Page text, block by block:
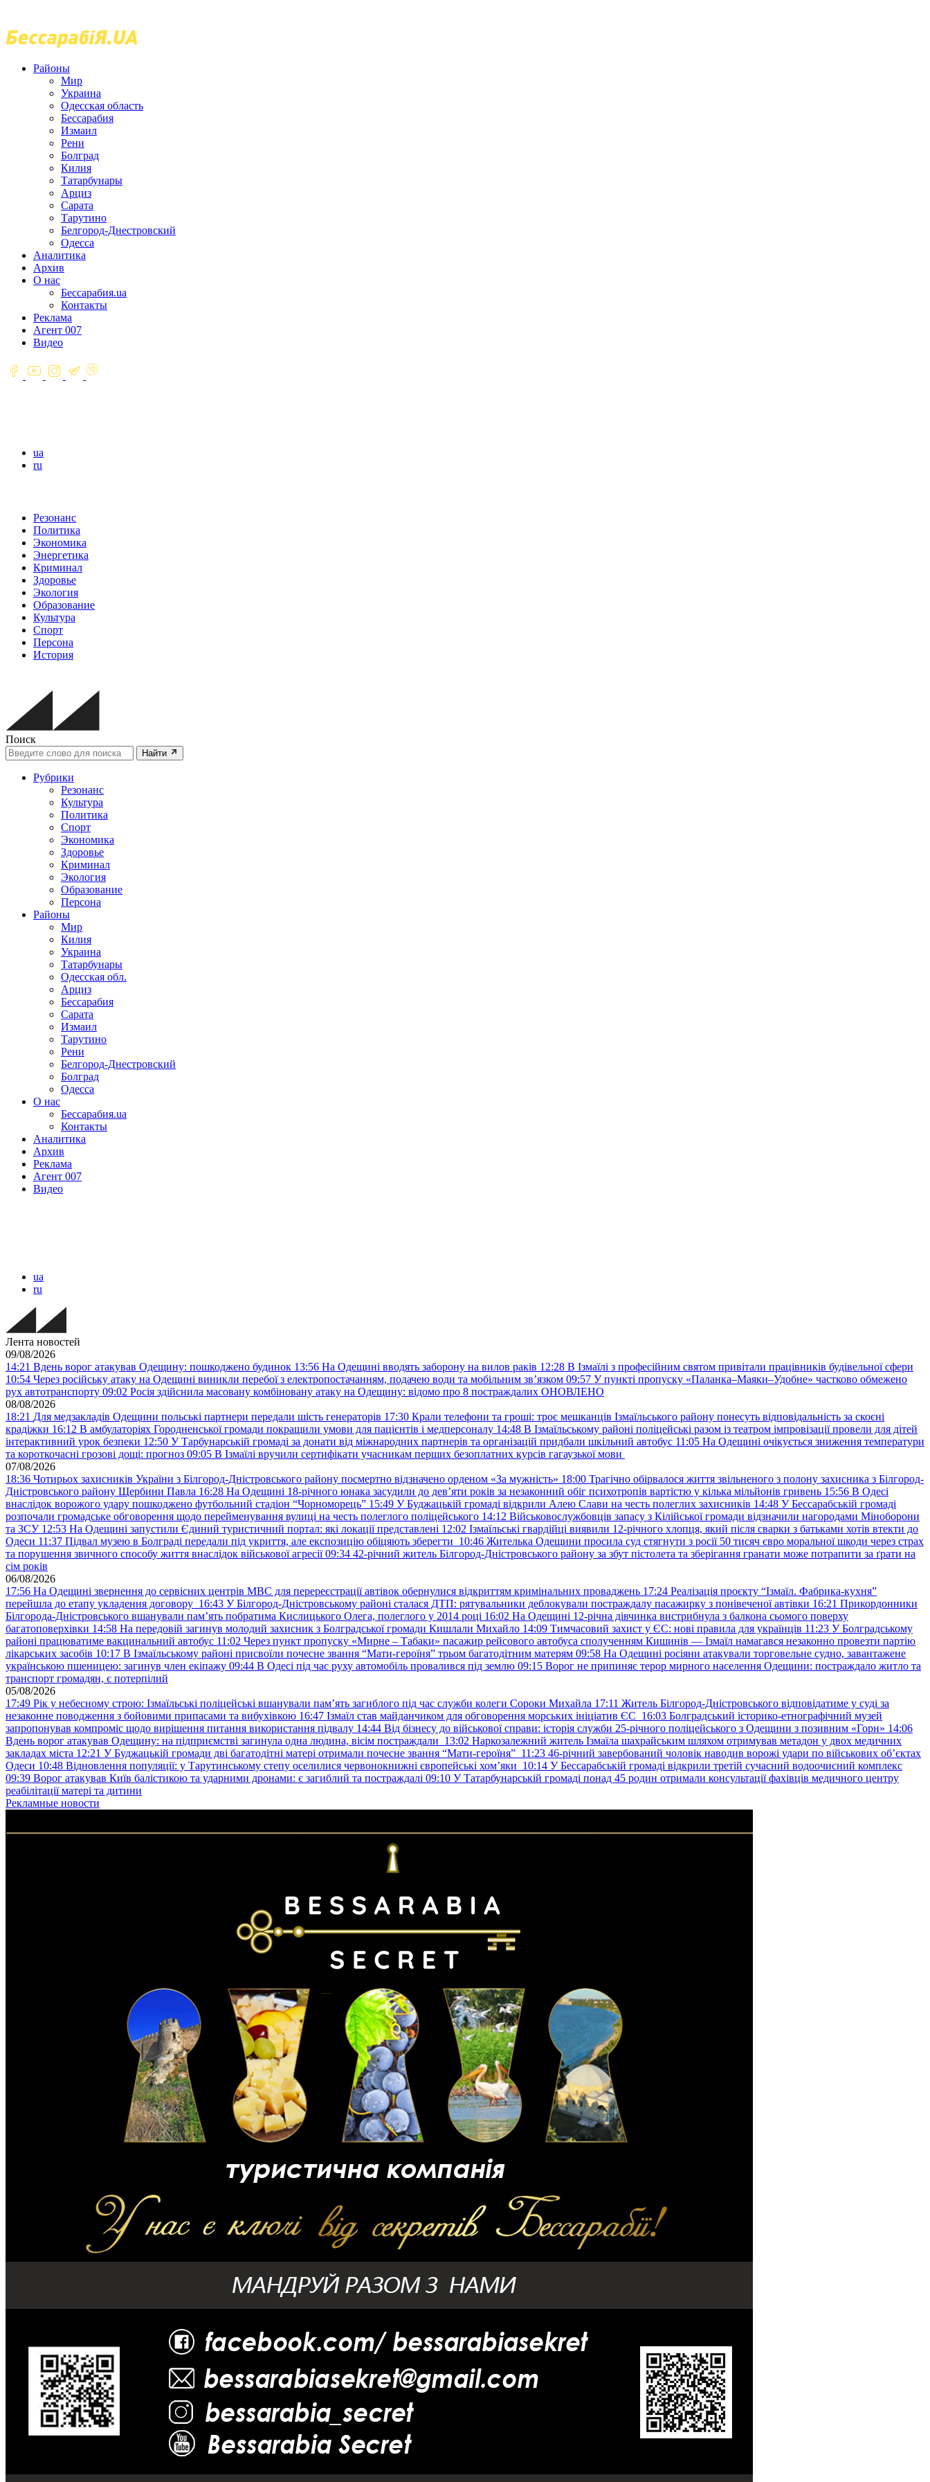
Районы
Мир
Украина
Одесская область
Бессарабия
Измаил
Рени
Болград
Килия
Татарбунары
Арциз
Сарата
Тарутино
Белгород-Днестровский
Одесса
Аналитика
Архив
О нас
Бессарабия.ua
Контакты
Реклама
Агент 007
Видео
ua
ru
Резонанс
Политика
Экономика
Энергетика
Криминал
Здоровье
Экология
Образование
Культура
Спорт
Персона
История
Поиск
Найти
Рубрики
Резонанс
Культура
Политика
Спорт
Экономика
Здоровье
Криминал
Экология
Образование
Персона
Районы
Мир
Килия
Украина
Татарбунары
Одесская обл.
Арциз
Бессарабия
Сарата
Измаил
Тарутино
Рени
Белгород-Днестровский
Болград
Одесса
О нас
Бессарабия.ua
Контакты
Аналитика
Архив
Реклама
Агент 007
Видео
ua
ru
Лента новостей
09/08/2026
14:21 Вдень ворог атакував Одещину: пошкоджено будинок 13:56 На Одещині вводять заборону на вилов раків 12:28 В Ізмаїлі з професійним святом привітали працівників будівельної сфери
10:54 Через російську атаку на Одещині виникли перебої з електропостачанням, подачею води та мобільним звʼязком 09:57 У пункті пропуску «Паланка–Маяки–Удобне» частково обмежено
рух автотранспорту 09:02 Росія здійснила масовану комбіновану атаку на Одещину: відомо про 8 постраждалих ОНОВЛЕНО
08/08/2026
18:21 Для медзакладів Одещини польські партнери передали шість генераторів 17:30 Крали телефони та гроші: троє мешканців Ізмаїльського району понесуть відповідальність за скоєні
крадіжки 16:12 В амбулаторіях Городненської громади покращили умови для пацієнтів і медперсоналу 14:48 В Ізмаїльському районі поліцейські разом із театром імпровізації провели для дітей
інтерактивний урок безпеки 12:50 У Тарбунарській громаді за донати від міжнародних партнерів та організацій придбали шкільний автобус 11:05 На Одещині очікується зниження температури
та короткочасні грозові дощі: прогноз 09:05 В Ізмаїлі вручили сертифікати учасникам перших безоплатних курсів гагаузької мови
07/08/2026
18:36 Чотирьох захисників України з Білгород-Дністровського району посмертно відзначено орденом «За мужність» 18:00 Трагічно обірвалося життя звільненого з полону захисника з Білгород-
Дністровського району Щербини Павла 16:28 На Одещині 18-річного юнака засудили до дев’яти років за незаконний обіг психотропів вартістю у кілька мільйонів гривень 15:56 В Одесі
внаслідок ворожого удару пошкоджено футбольний стадіон “Чорноморець” 15:49 У Буджацькій громаді відкрили Алею Слави на честь полеглих захисників 14:48 У Бессарабській громаді
розпочали громадське обговорення щодо перейменування вулиці на честь полеглого поліцейського 14:12 Військовослужбовців запасу з Кілійської громади відзначили нагородами Міноборони
та ЗСУ 12:53 На Одещині запустили Єдиний туристичний портал: які локації представлені 12:02 Ізмаїльські гвардійці виявили 12-річного хлопця, який після сварки з батьками хотів втекти до
Одеси 11:37 Підвал музею в Болграді передали під укриття, але експозицію обіцяють зберегти 10:46 Жителька Одещини просила суд стягнути з росії 50 тисяч євро моральної шкоди через страх
та порушення звичного способу життя внаслідок військової агресії 09:34 42-річний житель Білгород-Дністровського району за збут пістолета та зберігання гранати може потрапити за ґрати на
сім років
06/08/2026
17:56 На Одещині звернення до сервісних центрів МВС для перереєстрації автівок обернулися відкриттям кримінальних проваджень 17:24 Реалізація проєкту “Ізмаїл. Фабрика-кухня”
перейшла до етапу укладення договору 16:43 У Білгород-Дністровському районі сталася ДТП: рятувальники деблокували постраждалу пасажирку з понівеченої автівки 16:21 Прикордонники
Білгорода-Дністровського вшанували пам’ять побратима Кислицького Олега, полеглого у 2014 році 16:02 На Одещині 12-річна дівчинка вистрибнула з балкона сьомого поверху
багатоповерхівки 14:58 На передовій загинув молодий захисник з Болградської громади Кишлали Михайло 14:09 Тимчасовий захист у ЄС: нові правила для українців 11:23 У Болградському
районі працюватиме вакцинальний автобус 11:02 Через пункт пропуску «Мирне – Табаки» пасажир рейсового автобуса сполученням Кишинів — Ізмаїл намагався незаконно провезти партію
лікарських засобів 10:17 В Ізмаїльському районі присвоїли почесне звання “Мати-героїня” трьом багатодітним матерям 09:58 На Одещині росіяни атакували торговельне судно, завантажене
українською пшеницею: загинув член екіпажу 09:44 В Одесі під час руху автомобіль провалився під землю 09:15 Ворог не припиняє терор мирного населення Одещини: постраждало житло та
транспорт громадян, є потерпілий
05/08/2026
17:49 Рік у небесному строю: Ізмаїльські поліцейські вшанували пам’ять загиблого під час служби колеги Сороки Михайла 17:11 Житель Білгород-Дністровського відповідатиме у суді за
незаконне поводження з бойовими припасами та вибухівкою 16:47 Ізмаїл став майданчиком для обговорення морських ініціатив ЄС 16:03 Болградський історико-етнографічний музей
запропонував компроміс щодо вирішення питання використання підвалу 14:44 Від бізнесу до військової справи: історія служби 25-річного поліцейського з Одещини з позивним «Горн» 14:06
Вдень ворог атакував Одещину: на підприємстві загинула одна людина, вісім постраждали 13:02 Наркозалежний житель Ізмаїла шахрайським шляхом отримував метадон у двох медичних
закладах міста 12:21 У Буджацькій громади дві багатодітні матері отримали почесне звання “Мати-героїня” 11:23 46-річний завербований чоловік наводив ворожі удари по військових обʼєктах
Одеси 10:48 Відновлення популяції: у Тарутинському степу оселилися червонокнижні європейські хом’яки 10:14 У Бессарабській громаді відкрили третій сучасний водоочисний комплекс
09:39 Ворог атакував Київ балістикою та ударними дронами: є загиблий та постраждалі 09:10 У Татарбунарській громаді понад 45 родин отримали консультації фахівців медичного центру
реабілітації матері та дитини
Рекламные новости